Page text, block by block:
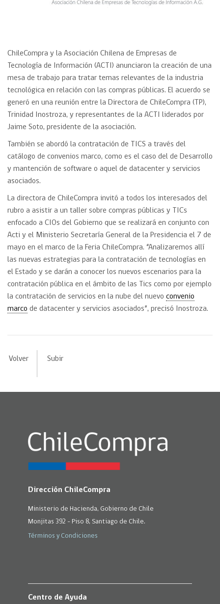
ChileCompra y la Asociación Chilena de Empresas de
Tecnología de Información (ACTI) anunciaron la creación de una
mesa de trabajo para tratar temas relevantes de la industria
tecnológica en relación con las compras públicas. El acuerdo se
generó en una reunión entre la Directora de ChileCompra (TP),
Trinidad Inostroza, y representantes de la ACTI liderados por
Jaime Soto, presidente de la asociación.
También se abordó la contratación de TICS a través del
catálogo de convenios marco, como es el caso del de Desarrollo
y mantención de software o aquel de datacenter y servicios
asociados.
La directora de ChileCompra invitó a todos los interesados del
rubro a asistir a un taller sobre compras públicas y TICs
enfocado a CIOs del Gobierno que se realizará en conjunto con
Acti y el Ministerio Secretaría General de la Presidencia el 7 de
mayo en el marco de la Feria ChileCompra. “Analizaremos allí
las nuevas estrategias para la contratación de tecnologías en
el Estado y se darán a conocer los nuevos escenarios para la
contratación pública en el ámbito de las Tics como por ejemplo
la contratación de servicios en la nube del nuevo convenio
marco de datacenter y servicios asociados”, precisó Inostroza.
Volver Subir
Dirección ChileCompra
Ministerio de Hacienda, Gobierno de Chile
Monjitas 392 - Piso 8, Santiago de Chile.
Términos y Condiciones
Centro de Ayuda